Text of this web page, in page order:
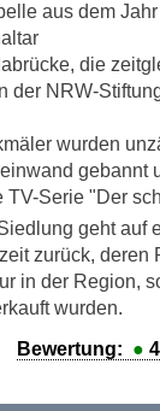
aus dem
die
der NRW-
wurden
gebannt
TV-Serie "Der
geht auf
zurück, deren
in der Region,
wurden.
Bewertung: ●